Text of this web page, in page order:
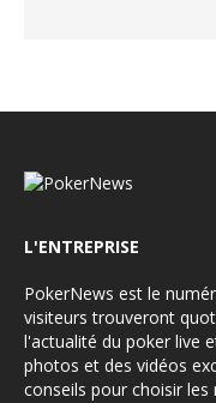
L'ENTREPRISE
PokerNews est le
visiteurs trouveront
l'actualité du poker live
photos et des vidéos
conseils pour choisir les